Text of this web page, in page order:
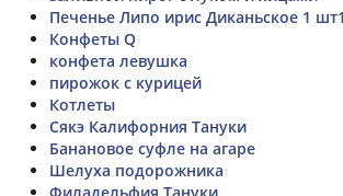
Печенье Липо ирис Диканьское 1
Конфеты Q
конфета левушка
пирожок с курицей
Котлеты
Сякэ Калифорния Тануки
Банановое суфле на агаре
Шелуха подорожника